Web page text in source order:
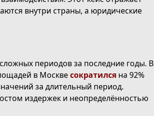
внутри страны, а юридические
периодов за последние годы. В
в Москвесократился на 92%
за длительный период.
издержек и неопределённостью